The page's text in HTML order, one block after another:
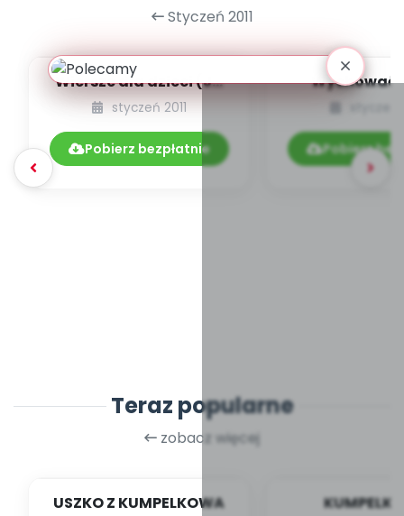
Styczeń 2011
Wiersze dla dzieci (Ja
nie chcę spać!, Nocą…)
styczeń 2011
Pobierz bezpłatnie
Wychować
Pobierz
Teraz popularne
zobacz więcej
USZKO Z KUMPELKOWA